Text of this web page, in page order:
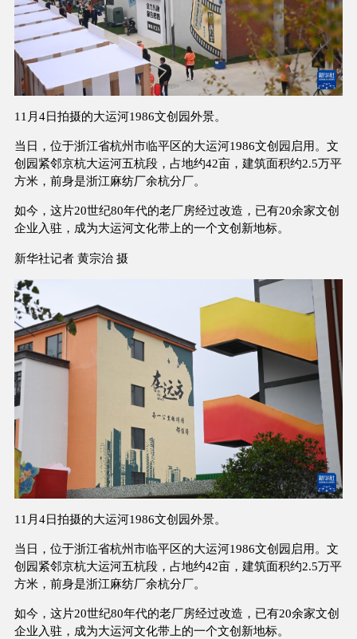
11月4日拍摄的大运河1986文创园外景。
当日，位于浙江省杭州市临平区的大运河1986文创园启用。文
创园紧邻京杭大运河五杭段，占地约42亩，建筑面积约2.5万平
方米，前身是浙江麻纺厂余杭分厂。
如今，这片20世纪80年代的老厂房经过改造，已有20余家文创
企业入驻，成为大运河文化带上的一个文创新地标。
新华社记者 黄宗治 摄
11月4日拍摄的大运河1986文创园外景。
当日，位于浙江省杭州市临平区的大运河1986文创园启用。文
创园紧邻京杭大运河五杭段，占地约42亩，建筑面积约2.5万平
方米，前身是浙江麻纺厂余杭分厂。
如今，这片20世纪80年代的老厂房经过改造，已有20余家文创
企业入驻，成为大运河文化带上的一个文创新地标。